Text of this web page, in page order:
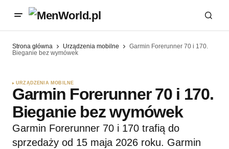
Strona główna Urządzenia mobilne
Garmin Forerunner 70 i 170.
Bieganie bez wymówek
URZĄDZENIA MOBILNE
Garmin Forerunner 70 i 170.
Bieganie bez wymówek
Garmin Forerunner 70 i 170 trafią do
sprzedaży od 15 maja 2026 roku. Garmin